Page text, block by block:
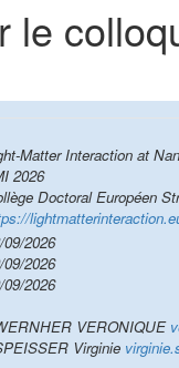
le
Matter Interaction at
2026
09/2026
09/2026
09/2026
VERONIQUE
Virginie